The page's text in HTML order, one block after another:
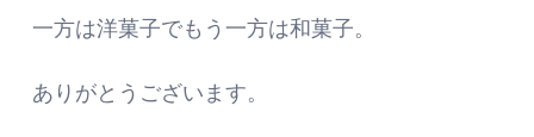
一方は洋菓子でもう一方は和菓子。
ありがとうございます。